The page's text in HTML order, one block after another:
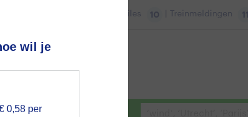
wil je
0,58 per
Files 10 | Treinmeldingen 11